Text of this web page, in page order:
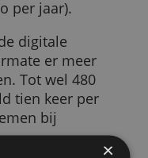
de
drie keer
na een jaar 72